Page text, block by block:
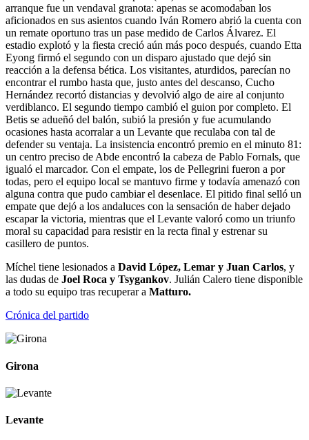
arranque fue un vendaval granota: apenas se acomodaban los
aficionados en sus asientos cuando Iván Romero abrió la cuenta con
un remate oportuno tras un pase medido de Carlos Álvarez. El
estadio explotó y la fiesta creció aún más poco después, cuando Etta
Eyong firmó el segundo con un disparo ajustado que dejó sin
reacción a la defensa bética. Los visitantes, aturdidos, parecían no
encontrar el rumbo hasta que, justo antes del descanso, Cucho
Hernández recortó distancias y devolvió algo de aire al conjunto
verdiblanco. El segundo tiempo cambió el guion por completo. El
Betis se adueñó del balón, subió la presión y fue acumulando
ocasiones hasta acorralar a un Levante que reculaba con tal de
defender su ventaja. La insistencia encontró premio en el minuto 81:
un centro preciso de Abde encontró la cabeza de Pablo Fornals, que
igualó el marcador. Con el empate, los de Pellegrini fueron a por
todas, pero el equipo local se mantuvo firme y todavía amenazó con
alguna contra que pudo cambiar el desenlace. El pitido final selló un
empate que dejó a los andaluces con la sensación de haber dejado
escapar la victoria, mientras que el Levante valoró como un triunfo
moral su capacidad para resistir en la recta final y estrenar su
casillero de puntos.
Míchel tiene lesionados a David López, Lemar y Juan Carlos, y
las dudas de Joel Roca y Tsygankov. Julián Calero tiene disponible
a todo su equipo tras recuperar a Matturo.
Crónica del partido
Girona
Levante